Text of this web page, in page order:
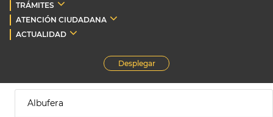
TRÁMITES
ATENCIÓN CIUDADANA
ACTUALIDAD
Desplegar
Albufera